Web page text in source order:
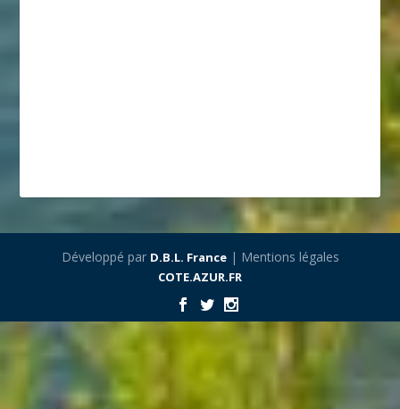
Développé par D.B.L. France| Mentions légales
COTE.AZUR.FR